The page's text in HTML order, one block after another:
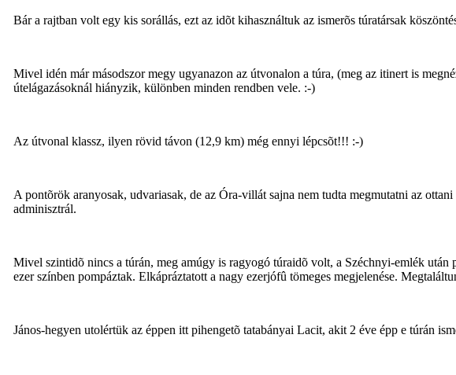
Bár a rajtban volt egy kis sorállás, ezt az idõt kihasználtuk az ismerõs túratársak
Mivel idén már másodszor megy ugyanazon az útvonalon a túra, (meg az itinert is
útelágazásoknál hiányzik, különben minden rendben vele. :-)
Az útvonal klassz, ilyen rövid távon (12,9 km) még ennyi lépcsõt!!! :-)
A pontõrök aranyosak, udvariasak, de az Óra-villát sajna nem tudta megmutatni az
adminisztrál.
Mivel szintidõ nincs a túrán, meg amúgy is ragyogó túraidõ volt, a Széchnyi-emlék
ezer színben pompáztak. Elkápráztatott a nagy ezerjófû tömeges megjelenése.
János-hegyen utolértük az éppen itt pihengetõ tatabányai Lacit, akit 2 éve épp e túrán